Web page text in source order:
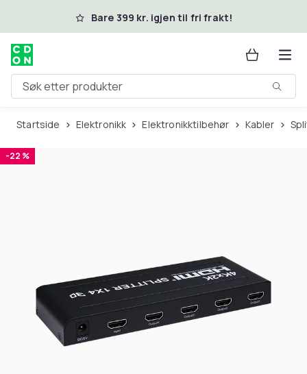
Hopp til hovedinnholdBare 399 kr. igjen til fri frakt!
Søk etter produkter
Startside Elektronikk Elektronikktilbehør Kabler
-22 %